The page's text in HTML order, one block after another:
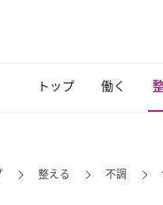
トップ 働く
整える 不調